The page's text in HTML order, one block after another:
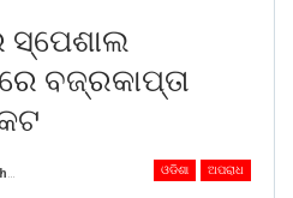
ସ୍ପେଶାଲ
ବଜ୍ରକାପ୍ତା
ଓଡିଶା ଅପରାଧ